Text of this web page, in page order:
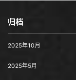
归档
2025年10月
2025年5月